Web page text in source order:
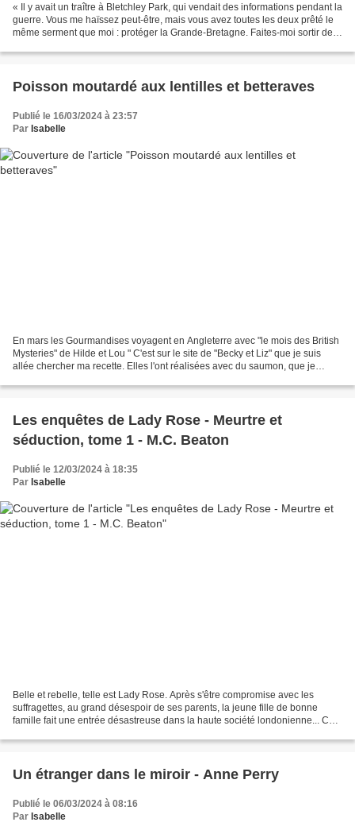
« Il y avait un traître à Bletchley Park, qui vendait des informations pendant la
guerre. Vous me haïssez peut-être, mais vous avez toutes les deux prêté le
même serment que moi : protéger la Grande-Bretagne. Faites-moi sortir de
Poisson moutardé aux lentilles et betteraves
Publié le 16/03/2024 à 23:57
Par Isabelle
En mars les Gourmandises voyagent en Angleterre avec "le mois des British
Mysteries" de Hilde et Lou " C'est sur le site de "Becky et Liz" que je suis
allée chercher ma recette. Elles l'ont réalisées avec du saumon, que je
Les enquêtes de Lady Rose - Meurtre et
séduction, tome 1 - M.C. Beaton
Publié le 12/03/2024 à 18:35
Par Isabelle
Belle et rebelle, telle est Lady Rose. Après s'être compromise avec les
suffragettes, au grand désespoir de ses parents, la jeune fille de bonne
famille fait une entrée désastreuse dans la haute société londonienne... Ce
Un étranger dans le miroir - Anne Perry
Publié le 06/03/2024 à 08:16
Par Isabelle